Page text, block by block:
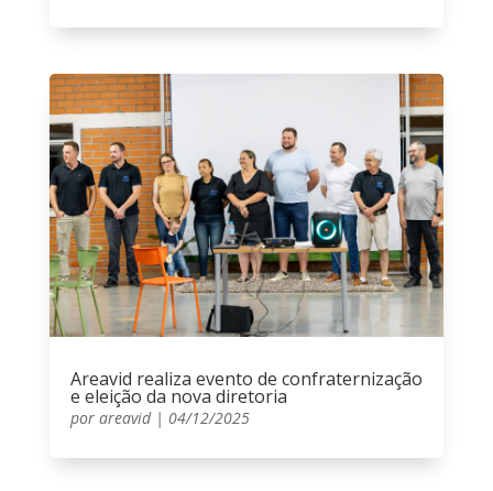
Areavid realiza evento de confraternização
e eleição da nova diretoria
por areavid| 04/12/2025